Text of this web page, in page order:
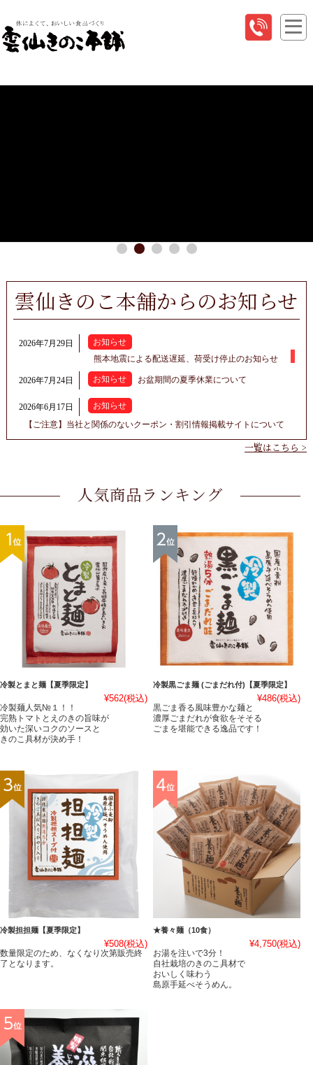
雲仙きのこ本舗からのお知らせ
一覧はこちら >
人気商品ランキング
冷製とまと麺【夏季限定】
¥562(税込)
冷製麺人気№１！！
完熟トマトとえのきの旨味が
効いた深いコクのソースと
きのこ具材が決め手！
冷製黒ごま麺 (ごまだれ付)【夏季限定】
¥486(税込)
黒ごま香る風味豊かな麺と
濃厚ごまだれが食欲をそそる
ごまを堪能できる逸品です！
冷製担担麺【夏季限定】
¥508(税込)
数量限定のため、なくなり次第販売終
了となります。
★養々麺（10食）
¥4,750(税込)
お湯を注いで3分！
自社栽培のきのこ具材で
おいしく味わう
島原手延べそうめん。